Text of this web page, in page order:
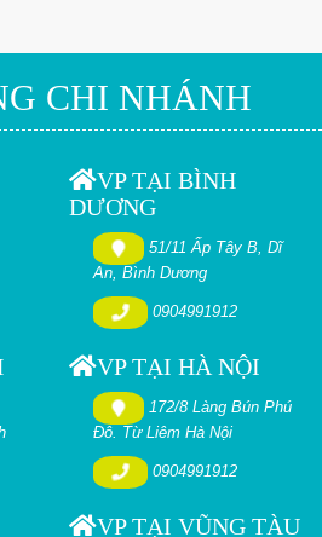
CHI NHÁNH
VP TẠI BÌNH
DƯƠNG
51/11 Ấp Tây B, Dĩ
An, Bình Dương
0904991912
VP TẠI HÀ NỘI
172/8 Làng Bún Phú
Đô. Từ Liêm Hà Nội
0904991912
VP TẠI VŨNG TÀU